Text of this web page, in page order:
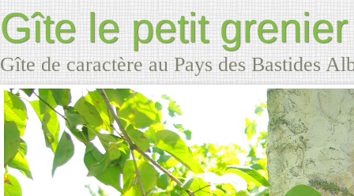
Gîte le petit grenier
Gîte de caractère au Pays des Bastides